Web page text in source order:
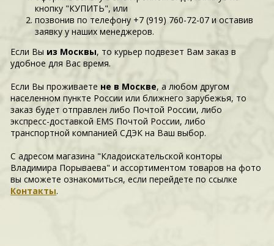
кнопку "КУПИТЬ", или
позвонив по телефону +7 (919) 760-72-07 и оставив
заявку у наших менеджеров.
Если Вы из Москвы, то курьер подвезет Вам заказ в
удобное для Вас время.
Если Вы проживаете не в Москве, а любом другом
населенном пункте России или ближнего зарубежья, то
заказ будет отправлен либо Почтой России, либо
экспресс-доставкой EMS Почтой России, либо
транспортной компанией СДЭК на Ваш выбор.
С адресом магазина "Кладоискательской конторы
Владимира Порываева" и ассортиментом товаров на фото
вы сможете ознакомиться, если перейдете по ссылке
Контакты.